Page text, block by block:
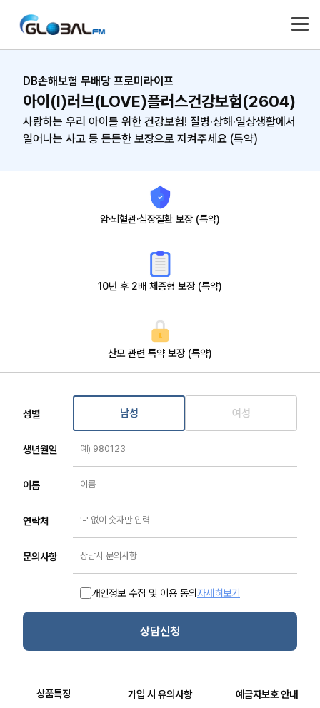
DB손해보험 무배당 프로미라이프
아이(I)러브(LOVE)플러스건강보험(2604)
사랑하는 우리 아이를 위한 건강보험! 질병·상해·일상생활에서
일어나는 사고 등 든든한 보장으로 지켜주세요 (특약)
암·뇌혈관·심장질환 보장 (특약)
10년 후 2배 체증형 보장 (특약)
산모 관련 특약 보장 (특약)
성별 남성 여성
생년월일
이름
연락처
문의사항
개인정보 수집 및 이용 동의자세히보기
상담신청
상품특징 가입 시 유의사항 예금자보호 안내